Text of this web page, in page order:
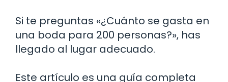
Si te preguntas «¿Cuánto se gasta en
una boda para 200 personas?», has
llegado al lugar adecuado.
Este artículo es una guía completa